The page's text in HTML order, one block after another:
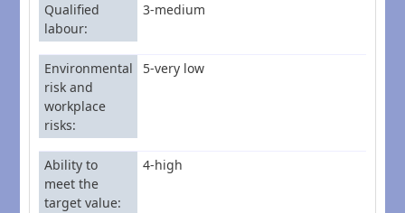
Qualified
labour
3-medium
Environmental
risk and
workplace
risks
5-very low
Ability to
meet the
target value
4-high